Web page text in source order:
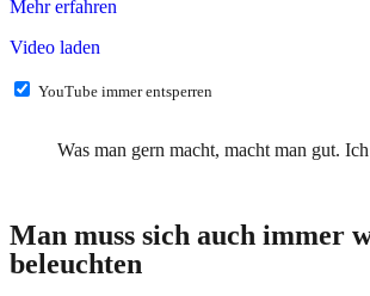
Mehr erfahren
Video laden
YouTube immer entsperren
Was man gern macht, macht man gut.
Man muss sich auch immer
beleuchten